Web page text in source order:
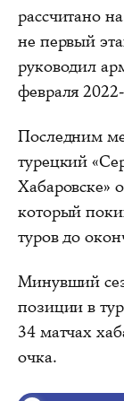
рассчитано
не первый
руководил
февраля
Последним
турецкий
Хабаровске»
который
туров до
Минувший
позиции в
34 матчах
очка.